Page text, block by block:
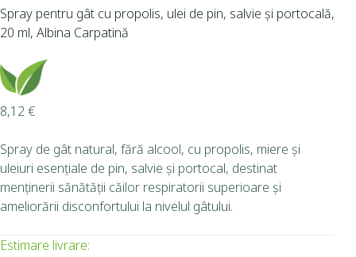
Spray pentru gât cu propolis, ulei de pin, salvie și portocală,
20 ml, Albina Carpatină
8,12€
Spray de gât natural, fără alcool, cu propolis, miere și
uleiuri esențiale de pin, salvie și portocal, destinat
menținerii sănătății căilor respiratorii superioare și
ameliorării disconfortului la nivelul gâtului.
Estimare livrare: